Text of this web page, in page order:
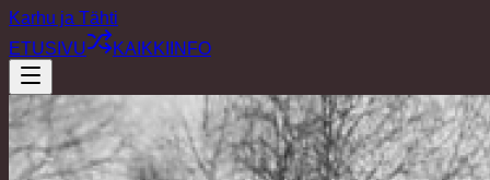
Karhu ja Tähti
ETUSIVU
KAIKKI INFO